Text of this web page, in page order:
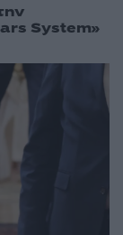
System»